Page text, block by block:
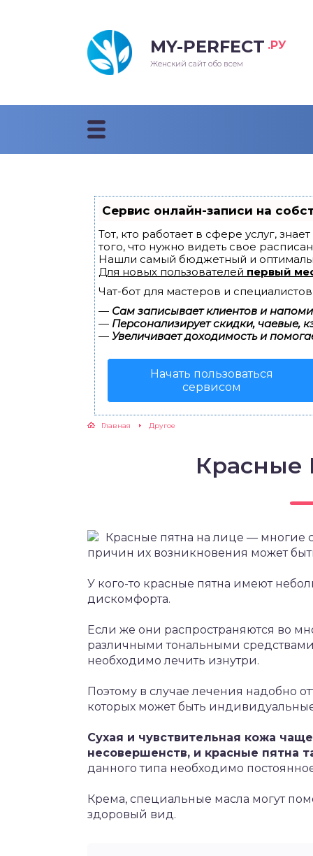
MY-PERFECT .РУ
Женский сайт обо всем
Сервис онлайн-записи на
Тот, кто работает в сфере услуг,
того, что нужно видеть свое
Нашли самый бюджетный и
Для новых пользователей первый
Чат-бот для мастеров и
— Сам записывает клиентов и
— Персонализирует скидки, чаевые,
— Увеличивает доходимость и
Начать пользоваться
сервисом
Главная Другое
Красные
Красные пятна на лице — многие
причин их возникновения может
У кого-то красные пятна имеют
дискомфорта.
Если же они распространяются во
различными тональными
необходимо лечить изнутри.
Поэтому в случае лечения надобно
которых может быть
Сухая и чувствительная кожа
несовершенств, и красные пятна
данного типа необходимо
Крема, специальные масла могут
здоровый вид.
прически 2018
стрижки 2018